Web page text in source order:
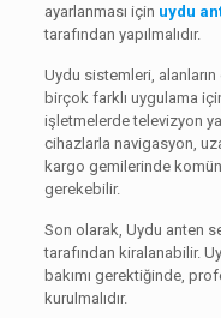
ayarlanması için uydu
tarafından yapılmalıdır.
Uydu sistemleri,
birçok farklı uygulama
işletmelerde televizyon
cihazlarla navigasyon,
kargo gemilerinde
gerekebilir.
Son olarak, Uydu anten
tarafından kiralanabilir.
bakımı gerektiğinde,
kurulmalıdır.